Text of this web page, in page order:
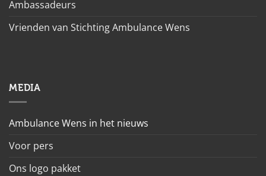
Ambassadeurs
Vrienden van Stichting Ambulance Wens
MEDIA
Ambulance Wens in het nieuws
Voor pers
Ons logo pakket